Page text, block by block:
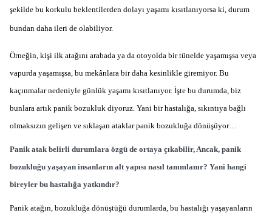
şekilde bu korkulu beklentilerden dolayı yaşamı kısıtlanıyorsa ki, durum
bundan daha ileri de olabiliyor.
Örneğin, kişi ilk atağını arabada ya da otoyolda bir tünelde yaşamışsa veya
vapurda yaşamışsa, bu mekânlara bir daha kesinlikle giremiyor. Bu
kaçınmalar nedeniyle günlük yaşamı kısıtlanıyor. İşte bu durumda, biz
bunlara artık panik bozukluk diyoruz. Yani bir hastalığa, sıkıntıya bağlı
olmaksızın gelişen ve sıklaşan ataklar panik bozukluğa dönüşüyor…
Panik atak belirli durumlara özgü de ortaya çıkabilir, Ancak, panik
bozukluğu yaşayan insanların alt yapısı nasıl tanımlanır? Yani hangi
bireyler bu hastalığa yatkındır?
Panik atağın, bozukluğa dönüştüğü durumlarda, bu hastalığı yaşayanların